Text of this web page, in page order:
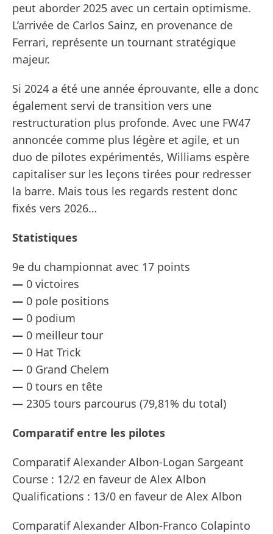
peut aborder 2025 avec un certain optimisme.
L’arrivée de Carlos Sainz, en provenance de
Ferrari, représente un tournant stratégique
majeur.
Si 2024 a été une année éprouvante, elle a donc
également servi de transition vers une
restructuration plus profonde. Avec une FW47
annoncée comme plus légère et agile, et un
duo de pilotes expérimentés, Williams espère
capitaliser sur les leçons tirées pour redresser
la barre. Mais tous les regards restent donc
fixés vers 2026…
Statistiques
9e du championnat avec 17 points
— 0 victoires
— 0 pole positions
— 0 podium
— 0 meilleur tour
— 0 Hat Trick
— 0 Grand Chelem
— 0 tours en tête
— 2305 tours parcourus (79,81% du total)
Comparatif entre les pilotes
Comparatif Alexander Albon-Logan Sargeant
Course : 12/2 en faveur de Alex Albon
Qualifications : 13/0 en faveur de Alex Albon
Comparatif Alexander Albon-Franco Colapinto